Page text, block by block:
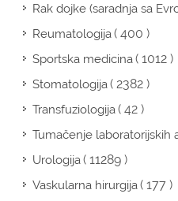
Rak dojke (saradnja sa
Reumatologija( 400 )
Sportska medicina( 1012 )
Stomatologija( 2382 )
Transfuziologija( 42 )
Tumačenje laboratorijskih
Urologija( 11289 )
Vaskularna hirurgija( 177 )